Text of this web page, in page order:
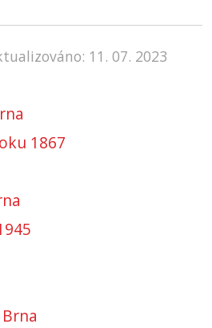
11. 07. 2023
1867